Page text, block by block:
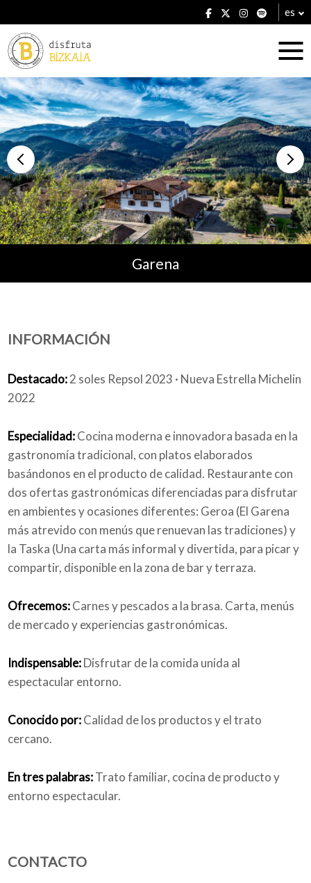
es
Alojamientos
Restaurantes
Planes
Blog
Añade tu negocio
Garena
INFORMACIÓN
Destacado:2 soles Repsol 2023 · Nueva Estrella Michelin
2022
Especialidad:Cocina moderna e innovadora basada en la
gastronomía tradicional, con platos elaborados
basándonos en el producto de calidad. Restaurante con
dos ofertas gastronómicas diferenciadas para disfrutar
en ambientes y ocasiones diferentes: Geroa (El Garena
más atrevido con menús que renuevan las tradiciones) y
la Taska (Una carta más informal y divertida, para picar y
compartir, disponible en la zona de bar y terraza.
Ofrecemos:Carnes y pescados a la brasa. Carta, menús
de mercado y experiencias gastronómicas.
Indispensable:Disfrutar de la comida unida al
espectacular entorno.
Conocido por:Calidad de los productos y el trato
cercano.
En tres palabras:Trato familiar, cocina de producto y
entorno espectacular.
CONTACTO